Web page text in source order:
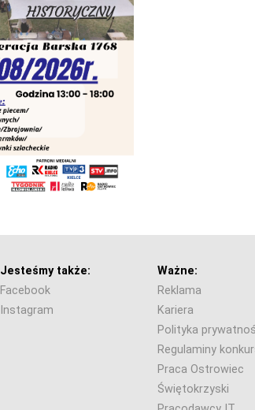
Jesteśmy także:
Facebook
Instagram
Ważne:
Reklama
Kariera
Polityka
Regulaminy
Praca Ostrowiec
Świętokrzyski